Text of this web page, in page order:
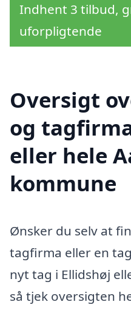
Indhent 3 tilbud,
uforpligtende
Oversigt
og
eller hele
kommune
Ønsker du selv at
tagfirma eller en
nyt tag i Ellidshøj
så tjek oversigten